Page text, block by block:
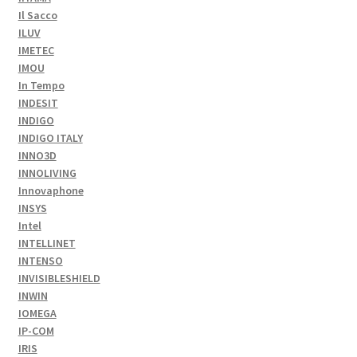
Il Sacco
ILUV
IMETEC
IMOU
In Tempo
INDESIT
INDIGO
INDIGO ITALY
INNO3D
INNOLIVING
Innovaphone
INSYS
Intel
INTELLINET
INTENSO
INVISIBLESHIELD
INWIN
IOMEGA
IP-COM
IRIS